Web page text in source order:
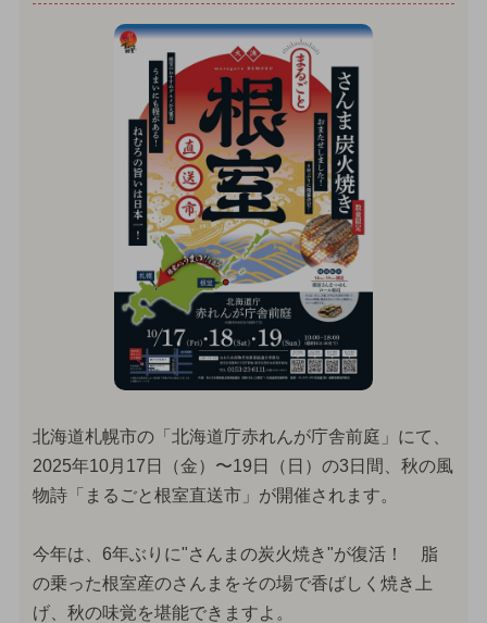
北海道札幌市の「北海道庁赤れんが庁舎前庭」にて、
2025年10月17日（金）〜19日（日）の3日間、秋の風
物詩「まるごと根室直送市」が開催されます。
今年は、6年ぶりに"さんまの炭火焼き"が復活！ 脂
の乗った根室産のさんまをその場で香ばしく焼き上
げ、秋の味覚を堪能できますよ。